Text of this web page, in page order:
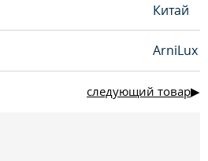
Китай
ArniLux
следующий товар